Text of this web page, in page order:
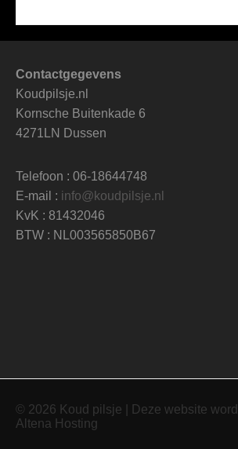
Contactgegevens
Koudpilsje.nl
Kornsche Buitenkade 6
4271LN Dussen
Telefoon : 06-18644748
E-mail : info@koudpilsje.nl
KvK : 81432046
BTW : NL003565850B67
© 2026 Koud pilsje | Deze website
Altena Hosting